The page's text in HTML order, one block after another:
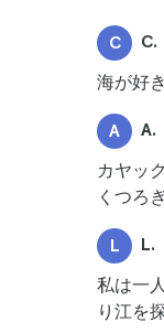
C C.
海が好
A A.
カヤッ
くつろ
L L.
私は一
り江を